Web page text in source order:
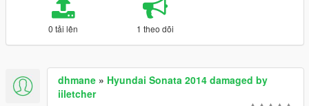
0 tải lên 1 theo dõi
dhmane » Hyundai Sonata 2014 damaged by
iiletcher